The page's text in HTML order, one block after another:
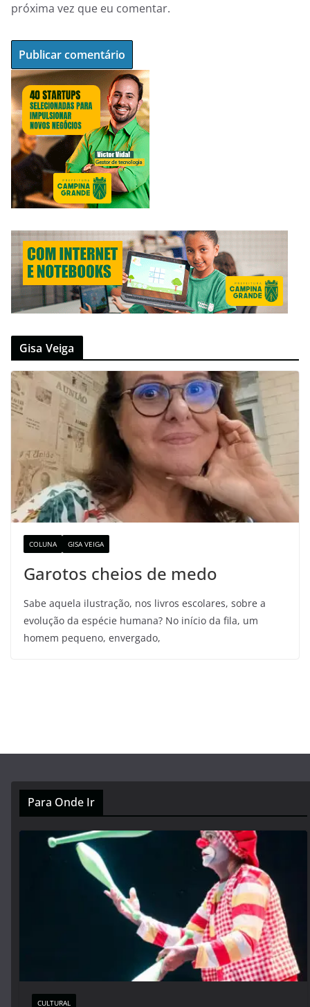
próxima vez que eu comentar.
Gisa Veiga
COLUNA GISA VEIGA
Garotos cheios de medo
Sabe aquela ilustração, nos livros escolares, sobre a
evolução da espécie humana? No início da fila, um
homem pequeno, envergado,
Para Onde Ir
CULTURAL